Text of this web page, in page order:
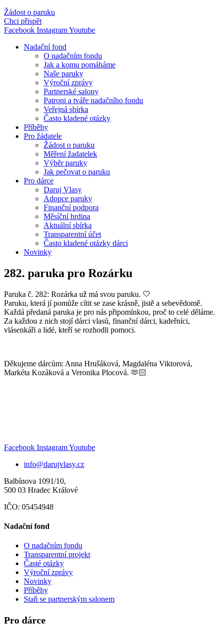
Žádost o paruku
Chci přispět
Facebook InstagramYoutube
Nadační fond
O nadačním fondu
Jak a komu pomáháme
Naše paruky
Výroční zprávy
Partnerské salony
Patroni a tváře nadačního fondu
Veřejná sbírka
Často kladené otázky
Příběhy
Pro žádatele
Žádost o paruku
Měření žadatelek
Výběr paruky
Jak pečovat o paruku
Pro dárce
Daruj Vlasy
Adopce paruky
Finanční podpora
Měsíční hrdina
Aktuální sbírka
Transparentní účet
Často kladené otázky dárci
Novinky
282. paruka pro Rozárku
Paruka č. 282: Rozárka už má svou paruku. 🤍
Paruku, která jí pomůže cítit se zase krásně, jistě a sebevědomě.
Každá předaná paruka je pro nás připomínkou, proč to celé děláme.
Za každou z nich stojí dárci vlasů, finanční dárci, kadeřníci,
vlásenkáři a lidé, kteří se rozhodli pomoci.
Děkujeme dárcům: Anna Hrušáková, Magdaléna Viktorová,
Markéta Kozáková a Veronika Plocová. 🫶🏻
Facebook InstagramYoutube
info@darujvlasy.cz
Balbínova 1091/10,
500 03 Hradec Králové
IČO: 05454948
Nadační fond
O nadačním fondu
Transparentní projekt
Časté otázky
Výroční zprávy
Novinky
Příběhy
Staň se partnerským salonem
Pro dárce